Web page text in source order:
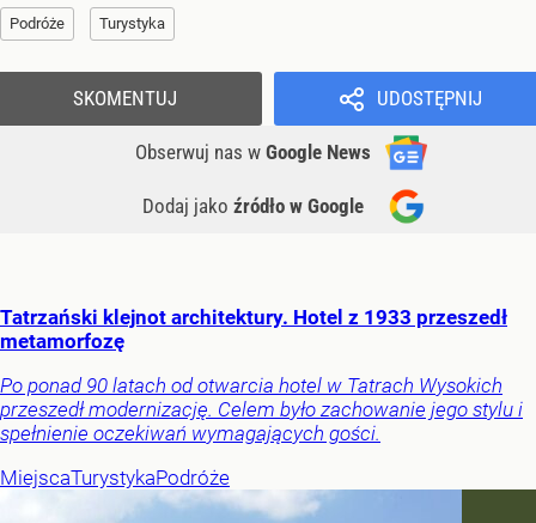
Podróże Turystyka
UDOSTĘPNIJ
Obserwuj nas w Google News
Dodaj jako źródło w Google
SKOMENTUJ
Tatrzański klejnot architektury. Hotel z 1933 przeszedł
metamorfozę
Po ponad 90 latach od otwarcia hotel w Tatrach Wysokich
przeszedł modernizację. Celem było zachowanie jego stylu i
spełnienie oczekiwań wymagających gości.
MiejscaTurystykaPodróże